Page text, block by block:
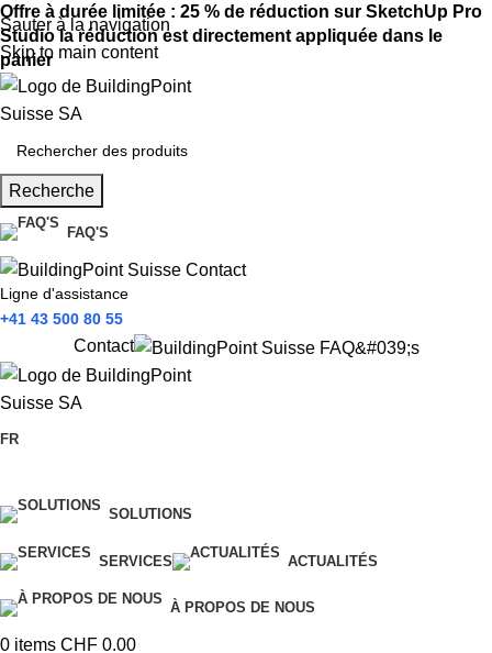
Sauter à la navigation
Skip to main content
Offre à durée limitée : 25 % de réduction sur SketchUp Pro
Studio la réduction est directement appliquée dans le
panier
Recherche
FAQ'S
Ligne d'assistance
+41 43 500 80 55
Contact
FR
SOLUTIONS
SERVICES ACTUALITÉS
À PROPOS DE NOUS
0 items CHF 0.00